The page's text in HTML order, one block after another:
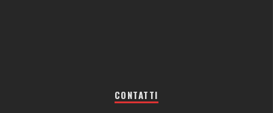
CONTATTI